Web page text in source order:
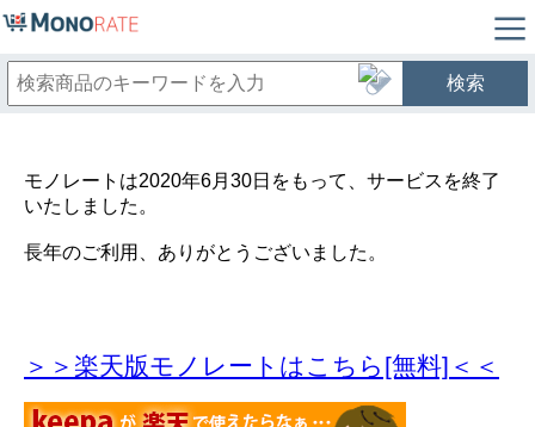
検索
モノレートは2020年6月30日をもって、サービスを終了
いたしました。
長年のご利用、ありがとうございました。
＞＞楽天版モノレートはこちら[無料]＜＜